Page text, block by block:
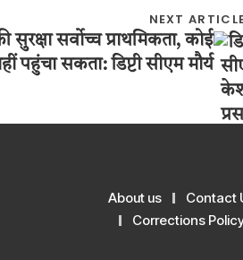
NEXT
सुरक्षा सर्वोच्च प्राथमिकता, कोई
पहुंचा सकता: डिप्टी सीएम मौर्य
About us Contact
Corrections